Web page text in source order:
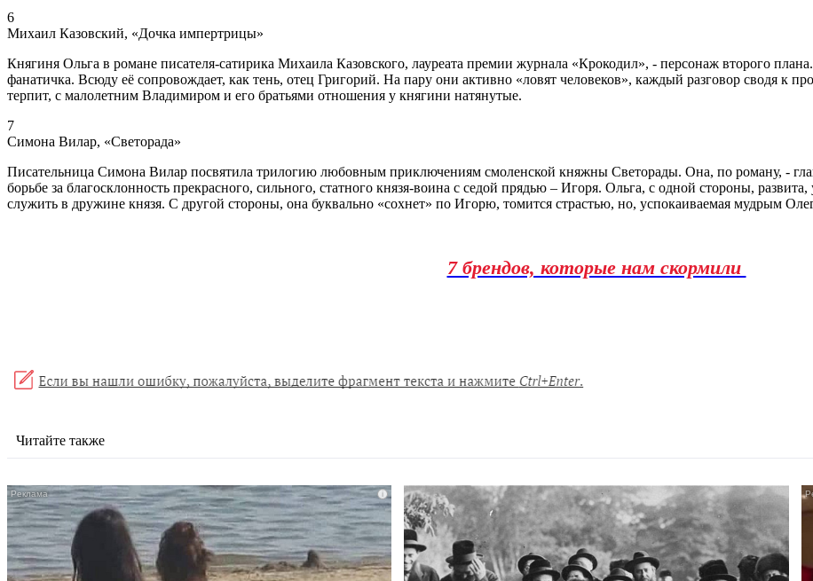
6
Михаил Казовский, «Дочка импертрицы»
Княгиня Ольга в романе писателя-сатирика Михаила Казовского, лауреата премии журнала «Крокодил», - персонаж второго
фанатичка. Всюду её сопровождает, как тень, отец Григорий. На пару они активно «ловят человеков», каждый разговор сводя к
терпит, с малолетним Владимиром и его братьями отношения у княгини натянутые.
7
Симона Вилар, «Светорада»
Писательница Симона Вилар посвятила трилогию любовным приключениям смоленской княжны Светорады. Она, по роману, -
борьбе за благосклонность прекрасного, сильного, статного князя-воина с седой прядью – Игоря. Ольга, с одной стороны,
служить в дружине князя. С другой стороны, она буквально «сохнет» по Игорю, томится страстью, но, успокаиваемая мудрым
7 брендов, которые нам скормили
Читайте также
i